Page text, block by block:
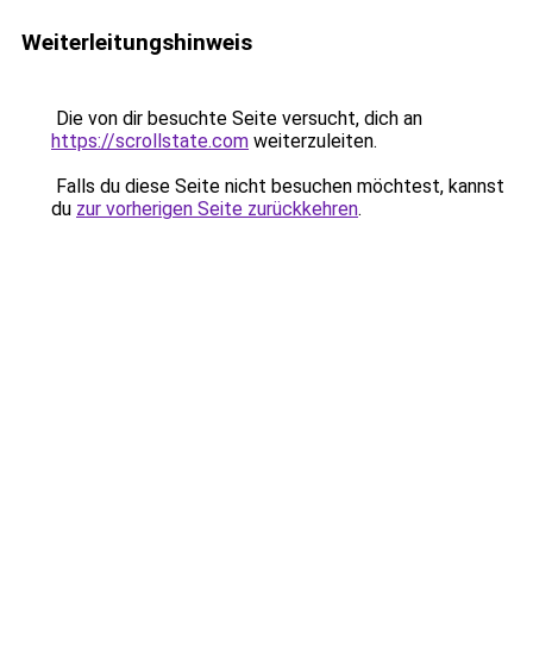
Weiterleitungshinweis
Die von dir besuchte Seite versucht, dich an
https://scrollstate.com weiterzuleiten.
Falls du diese Seite nicht besuchen möchtest, kannst
du zur vorherigen Seite zurückkehren.